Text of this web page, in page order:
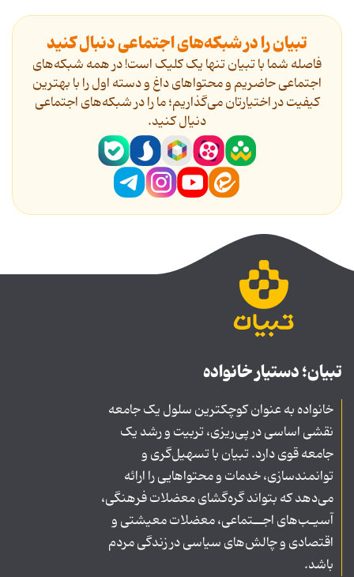
تبیان را در شبکه‌های اجتماعی دنبال کنید
فاصله شما با تبیان تنها یک کلیک است! در همه شبکه‌های
اجتماعی حاضریم و محتواهای داغ و دسته اول را با بهترین
کیفیت در اختیارتان می‌گذاریم؛ ما را در شبکه‌های اجتماعی
دنیال کنید.
تبیان؛ دستیار خانواده
خانواده به عنوان کوچکترین سلول یک جامعه
نقشی اساسی در پی‌ریزی، تربیت و رشد یک
جامعه قوی دارد. تبیان با تسهیل‌گری و
توانمندسازی، خدمات و محتواهایی را ارائه
می‌دهد که بتواند گره‌گشای معضلات فرهنگی،
آسیـب‌های اجــتماعی، معضلات معیشتی و
اقتصادی و چالش‌های سیاسی در زندگی مردم
باشد.